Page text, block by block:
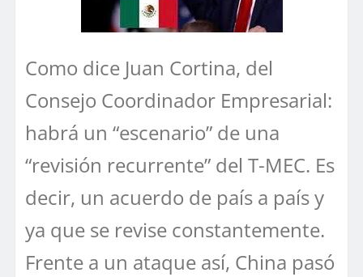
Como dice Juan Cortina, del
Consejo Coordinador Empresarial:
habrá un “escenario” de una
“revisión recurrente” del T-MEC. Es
decir, un acuerdo de país a país y
ya que se revise constantemente.
Frente a un ataque así, China pasó